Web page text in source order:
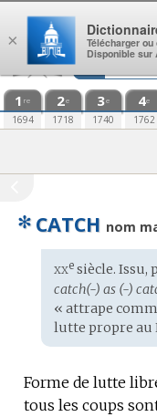
Aller au contenu
1 re
1694
2e
1718
3e
1740
4e
1762
✻ CATCH nom
Étymologie
:
xxesiècle. Issu,
catch(-) as (-)
« attrape
lutte propre au
Forme de lutte
tous les coups
×
Télécharger
Disponible sur